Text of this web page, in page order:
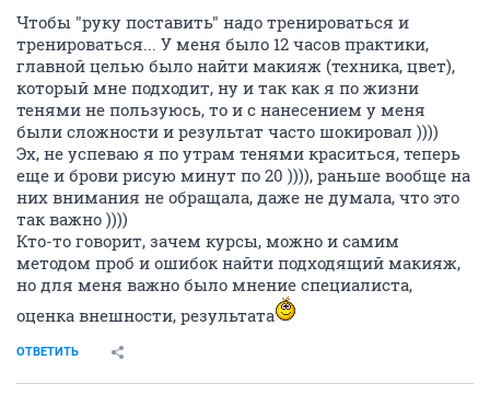
Чтобы "руку поставить" надо тренироваться и
тренироваться... У меня было 12 часов практики,
главной целью было найти макияж (техника, цвет),
который мне подходит, ну и так как я по жизни
тенями не пользуюсь, то и с нанесением у меня
были сложности и результат часто шокировал ))))
Эх, не успеваю я по утрам тенями краситься, теперь
еще и брови рисую минут по 20 )))), раньше вообще на
них внимания не обращала, даже не думала, что это
так важно ))))
Кто-то говорит, зачем курсы, можно и самим
методом проб и ошибок найти подходящий макияж,
но для меня важно было мнение специалиста,
оценка внешности, результата
ОТВЕТИТЬ